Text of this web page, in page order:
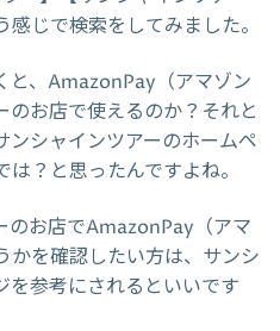
じで検索をしてみました。
と、AmazonPay（アマゾン
お店で使えるのか？それと
ンシャインツアーのホームペ
？と思ったんですよね。
のお店でAmazonPay（アマ
かを確認したい方は、サンシ
を参考にされるといいです